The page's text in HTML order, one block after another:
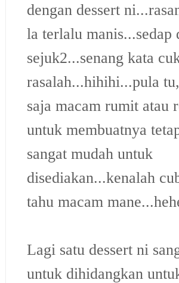
dengan dessert
la terlalu manis...sedap
sejuk2...senang kata
rasalah...hihihi...pula
saja macam rumit atau
untuk membuatnya
sangat mudah untuk
disediakan...kenalah
tahu macam
Lagi satu dessert ni
untuk dihidangkan